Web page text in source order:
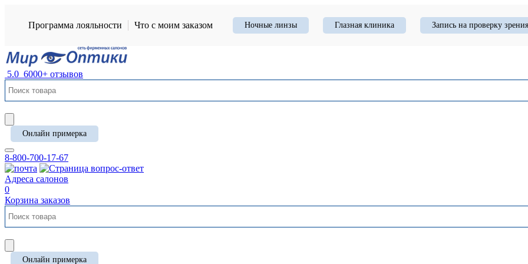
Программа лояльности Что с моим заказом Ночные линзы Глазная клиника Запись на проверку зрения
5.0 6000+ отзывов
Онлайн примерка
8-800-700-17-67
Адреса салонов
0
Корзина заказов
Онлайн примерка